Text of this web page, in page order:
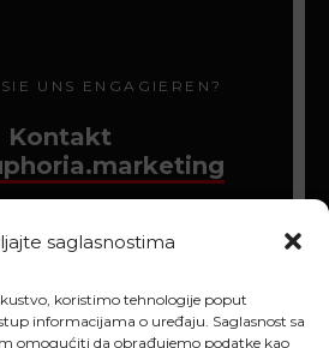
saglasnostima
koristimo tehnologije poput
informacijama o uređaju. Saglasnost sa
omogućiti da obrađujemo podatke kao
UNS ENGAGIEREN?
Kontakt